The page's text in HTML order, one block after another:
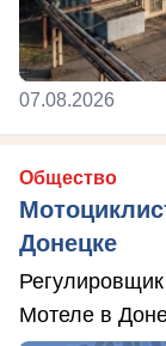
07.08.2026
Общество
Донецке
Мотеле в